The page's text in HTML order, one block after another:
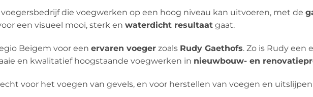
voegersbedrijf die voegwerken op een hoog niveau kan uitvoeren, met de
een visueel mooi, sterk en waterdicht resultaat gaat.
Beigem voor een ervaren voeger zoals Rudy Gaethofs. Zo is Rudy een
en kwalitatief hoogstaande voegwerken in nieuwbouw- en
voor het voegen van gevels, en voor herstellen van voegen en